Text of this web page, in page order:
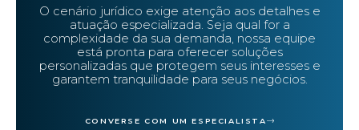
O cenário jurídico exige atenção aos detalhes e
atuação especializada. Seja qual for a
complexidade da sua demanda, nossa equipe
está pronta para oferecer soluções
personalizadas que protegem seus interesses e
garantem tranquilidade para seus negócios.
CONVERSE COM UM ESPECIALISTA